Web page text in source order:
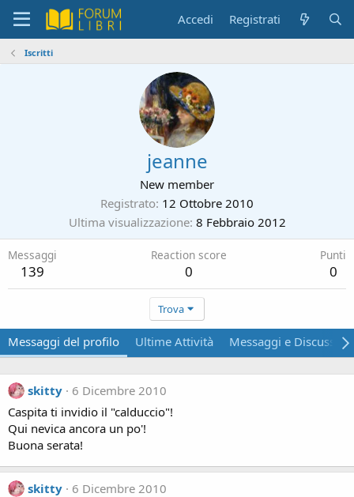
Accedi Registrati
Iscritti
jeanne
New member
Registrato 12 Ottobre 2010
Ultima visualizzazione 8 Febbraio 2012
Messaggi
139
Reaction score
0
Punti
0
Trova
Messaggi del profilo Ultime Attività Messaggi e
skitty
6 Dicembre 2010
Caspita ti invidio il "calduccio"!
Qui nevica ancora un po'!
Buona serata!
skitty
6 Dicembre 2010